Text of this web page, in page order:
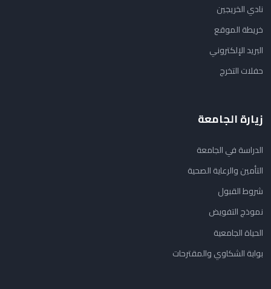
نادي الخريجين
خريطة الموقع
البريد الإلكتروني
حفلات التخرج
زيارة الجامعة
الدراسة في الجامعة
التأمين والرعاية الصحية
شروط القبول
نموذج التفويض
الحياة الجامعية
بوابة الشكاوي والمقترحات